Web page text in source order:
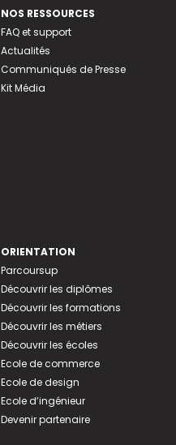
NOS RESSOURCES
FAQ et support
Actualités
Communiqués de Presse
Kit Média
ORIENTATION
Parcoursup
Découvrir les diplômes
Découvrir les formations
Découvrir les métiers
Découvrir les écoles
Ecole de commerce
Ecole de design
Ecole d’ingénieur
Devenir partenaire